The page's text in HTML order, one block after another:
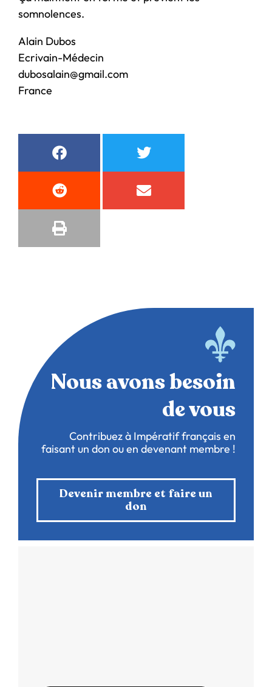
somnolences.
Alain Dubos
Ecrivain-Médecin
dubosalain@gmail.com
France
Nous avons besoin
de vous
Contribuez à Impératif français en
faisant un don ou en devenant membre !
Devenir membre et faire un
don